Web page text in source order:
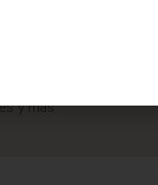
MÁS
ideas, tendencias,
y más.